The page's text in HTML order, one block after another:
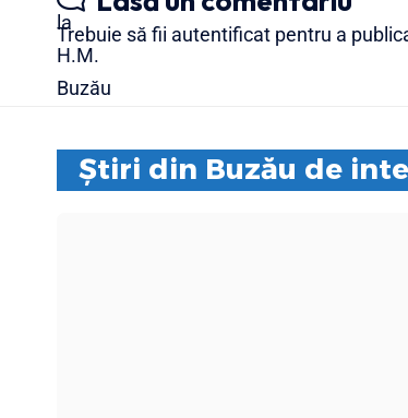
Trebuie să fii autentificat pentru a
Știri din Buzău de